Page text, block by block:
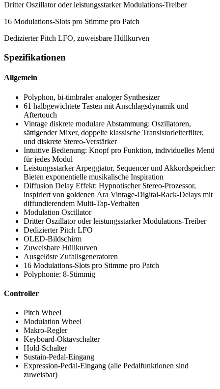
Dritter Oszillator oder leistungsstarker Modulations-Treiber
16 Modulations-Slots pro Stimme pro Patch
Dedizierter Pitch LFO, zuweisbare Hüllkurven
Spezifikationen
Allgemein
Polyphon, bi-timbraler analoger Synthesizer
61 halbgewichtete Tasten mit Anschlagsdynamik und
Aftertouch
Vintage diskrete modulare Abstammung: Oszillatoren,
sättigender Mixer, doppelte klassische Transistorleiterfilter,
und diskrete Stereo-Verstärker
Intuitive Bedienung: Knopf pro Funktion, individuelles Menü
für jedes Modul
Leistungsstarker Arpeggiator, Sequencer und Akkordspeicher:
Bieten exponentielle musikalische Inspiration
Diffusion Delay Effekt: Hypnotischer Stereo-Prozessor,
inspiriert von goldenen Ära Vintage-Digital-Rack-Delays mit
diffundierendem Multi-Tap-Verhalten
Modulation Oscillator
Dritter Oszillator oder leistungsstarker Modulations-Treiber
Dedizierter Pitch LFO
OLED-Bildschirm
Zuweisbare Hüllkurven
Ausgelöste Zufallsgeneratoren
16 Modulations-Slots pro Stimme pro Patch
Polyphonie: 8-Stimmig
Controller
Pitch Wheel
Modulation Wheel
Makro-Regler
Keyboard-Oktavschalter
Hold-Schalter
Sustain-Pedal-Eingang
Expression-Pedal-Eingang (alle Pedalfunktionen sind
zuweisbar)